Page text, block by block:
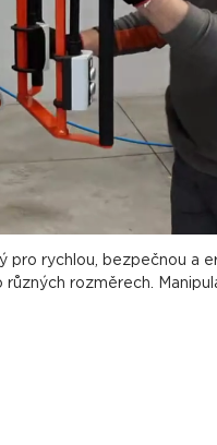
rychlou, bezpečnou
rozměrech.